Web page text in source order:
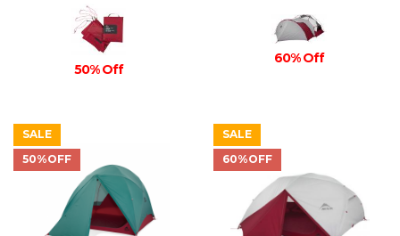
50% Off
60% Off
SALE
50%OFF
SALE
60%OFF